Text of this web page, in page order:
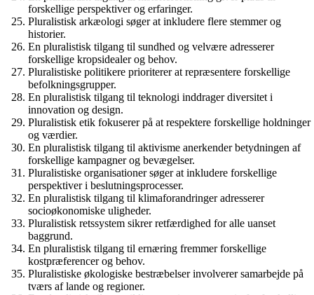
forskellige perspektiver og erfaringer.
Pluralistisk arkæologi søger at inkludere flere stemmer og
historier.
En pluralistisk tilgang til sundhed og velvære adresserer
forskellige kropsidealer og behov.
Pluralistiske politikere prioriterer at repræsentere forskellige
befolkningsgrupper.
En pluralistisk tilgang til teknologi inddrager diversitet i
innovation og design.
Pluralistisk etik fokuserer på at respektere forskellige holdninger
og værdier.
En pluralistisk tilgang til aktivisme anerkender betydningen af ​​
forskellige kampagner og bevægelser.
Pluralistiske organisationer søger at inkludere forskellige
perspektiver i beslutningsprocesser.
En pluralistisk tilgang til klimaforandringer adresserer
socioøkonomiske uligheder.
Pluralistisk retssystem sikrer retfærdighed for alle uanset
baggrund.
En pluralistisk tilgang til ernæring fremmer forskellige
kostpræferencer og behov.
Pluralistiske økologiske bestræbelser involverer samarbejde på
tværs af lande og regioner.